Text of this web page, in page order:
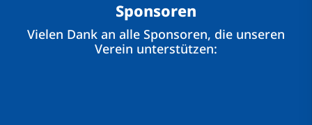
Sponsoren
Vielen Dank an alle Sponsoren, die unseren
Verein unterstützen: